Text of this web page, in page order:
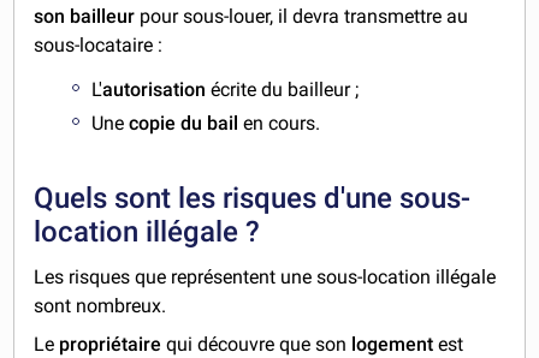
son bailleur pour sous-louer, il devra transmettre au
sous-locataire :
L'autorisation écrite du bailleur ;
Unecopie du bail en cours.
Quels sont les risques d'une sous-
location illégale ?
Les risques que représentent une sous-location illégale
sont nombreux.
Le propriétairequi découvre que son logementest